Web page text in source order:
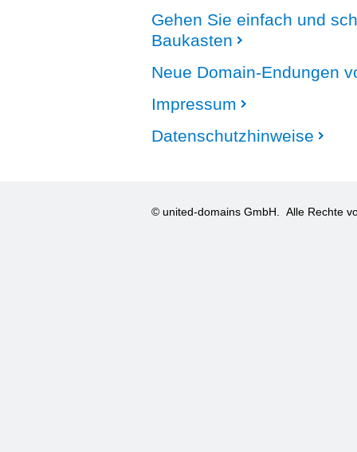
Gehen Sie einfach und
Baukasten
Neue Domain-Endungen
Impressum
Datenschutzhinweise
© united-domains GmbH. Alle Rechte